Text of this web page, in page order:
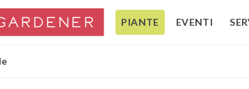
PIANTE EVENTI